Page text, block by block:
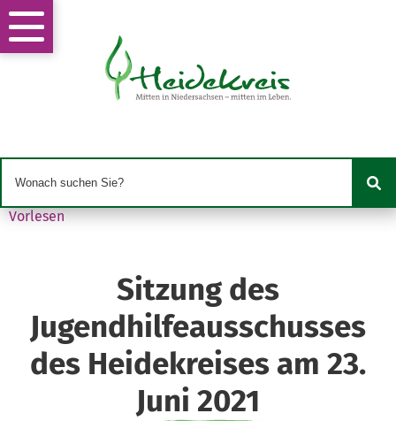
Vorlesen
Sitzung des
Jugendhilfeausschusses
des Heidekreises am 23.
Juni 2021